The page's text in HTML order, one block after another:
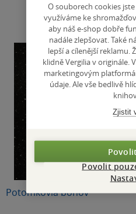
Potomkovia bohov
O souborech cookies
využíváme ke
aby náš e-shop dobře
nadále zlepšovat. Také
lepší a cílenější reklamu.
klidně Vergilia v originále.
marketingovým
údaje. Ale vše bedlivě
Zjistit
Povolit